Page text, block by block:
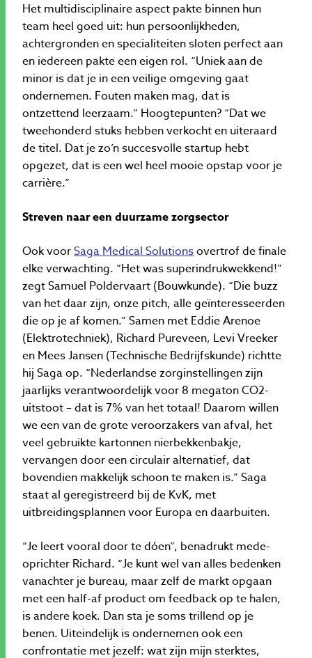
Het multidisciplinaire aspect pakte binnen hun
team heel goed uit: hun persoonlijkheden,
achtergronden en specialiteiten sloten perfect aan
en iedereen pakte een eigen rol. “Uniek aan de
minor is dat je in een veilige omgeving gaat
ondernemen. Fouten maken mag, dat is
ontzettend leerzaam.” Hoogtepunten? “Dat we
tweehonderd stuks hebben verkocht en uiteraard
de titel. Dat je zo’n succesvolle startup hebt
opgezet, dat is een wel heel mooie opstap voor je
carrière.”
Streven naar een duurzame zorgsector
Ook voorSaga Medical Solutionsovertrof de finale
elke verwachting. “Het was superindrukwekkend!”
zegt Samuel Poldervaart (Bouwkunde). “Die buzz
van het daar zijn, onze pitch, alle geïnteresseerden
die op je af komen.” Samen met Eddie Arenoe
(Elektrotechniek), Richard Pureveen, Levi Vreeker
en Mees Jansen (Technische Bedrijfskunde) richtte
hij Saga op. “Nederlandse zorginstellingen zijn
jaarlijks verantwoordelijk voor 8 megaton CO2-
uitstoot – dat is 7% van het totaal! Daarom willen
we een van de grote veroorzakers van afval, het
veel gebruikte kartonnen nierbekkenbakje,
vervangen door een circulair alternatief, dat
bovendien makkelijk schoon te maken is.” Saga
staat al geregistreerd bij de KvK, met
uitbreidingsplannen voor Europa en daarbuiten.
“Je leert vooral door te dóen”, benadrukt mede-
oprichter Richard. “Je kunt wel van alles bedenken
vanachter je bureau, maar zelf de markt opgaan
met een half-af product om feedback op te halen,
is andere koek. Dan sta je soms trillend op je
benen. Uiteindelijk is ondernemen ook een
confrontatie met jezelf: wat zijn mijn sterktes,